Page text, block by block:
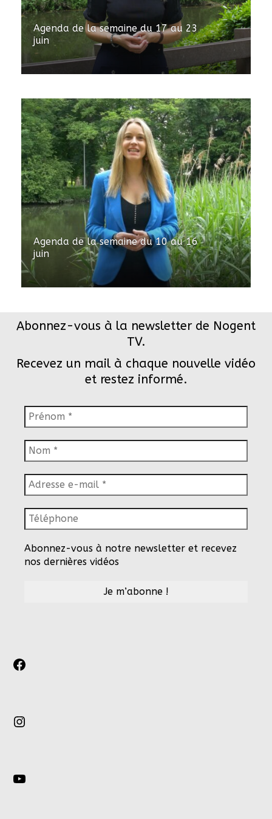
Agenda de la semaine du 17 au 23
juin
Agenda de la semaine du 10 au 16
juin
Abonnez-vous à la newsletter de Nogent
TV.
Recevez un mail à chaque nouvelle vidéo
et restez informé.
Abonnez-vous à notre newsletter et recevez
nos dernières vidéos
Facebook
Instagram
YouTube